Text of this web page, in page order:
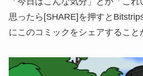
思ったら[SHARE]を押すと
にこのコミックをシェアすること